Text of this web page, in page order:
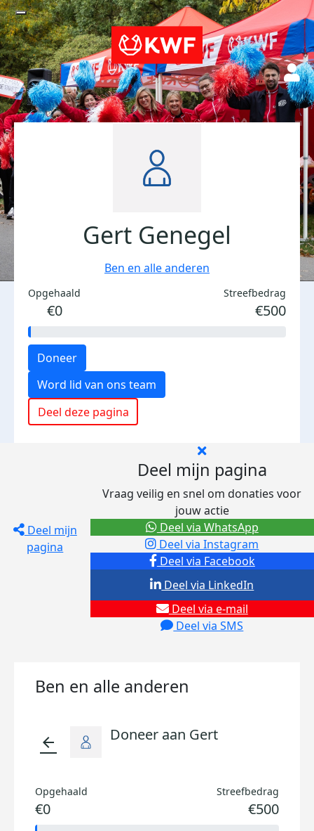
Gert Genegel
Ben en alle anderen
Opgehaald
€0
Streefbedrag
€500
Doneer
Word lid van ons team
Deel deze pagina
Deel mijn
pagina
Deel mijn pagina
Vraag veilig en snel om donaties voor
jouw actie
Deel via Facebook
Deel via Instagram
Deel via e-mail
Deel via SMS
Deel via LinkedIn
Deel via WhatsApp
Ben en alle anderen
arrow_back Doneer aan Gert
Opgehaald
€0
Streefbedrag
€500